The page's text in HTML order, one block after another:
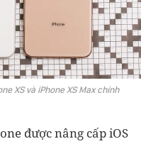
XS và iPhone XS Max chính
được nâng cấp iOS